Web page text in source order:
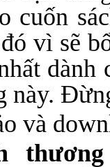
cuốn
vì sẽ
này.
và